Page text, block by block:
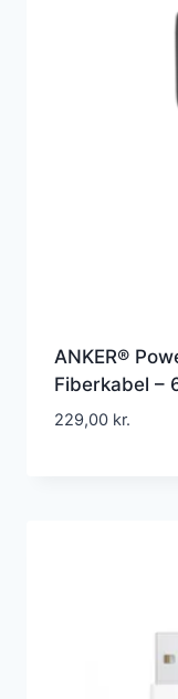
ANKER®
Fiberkabel –
229,00 kr.